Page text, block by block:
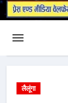
लैलूंगा